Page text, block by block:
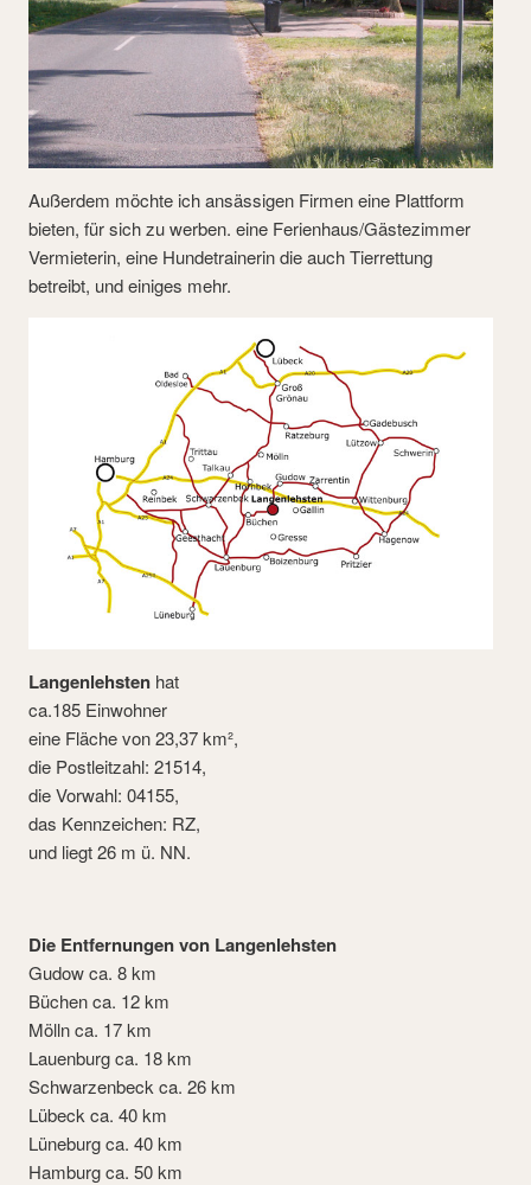
Außerdem möchte ich ansässigen Firmen eine Plattform
bieten, für sich zu werben. eine Ferienhaus/Gästezimmer
Vermieterin, eine Hundetrainerin die auch Tierrettung
betreibt, und einiges mehr.
Langenlehsten hat
ca.185 Einwohner
eine Fläche von 23,37 km²,
die Postleitzahl: 21514,
die Vorwahl: 04155,
das Kennzeichen: RZ,
und liegt 26 m ü. NN.
Die Entfernungen von Langenlehsten
Gudow ca. 8 km
Büchen ca. 12 km
Mölln ca. 17 km
Lauenburg ca. 18 km
Schwarzenbeck ca. 26 km
Lübeck ca. 40 km
Lüneburg ca. 40 km
Hamburg ca. 50 km